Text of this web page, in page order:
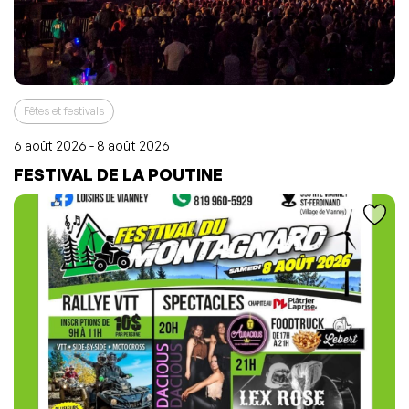
Fêtes et festivals
6 août 2026 - 8 août 2026
FESTIVAL DE LA POUTINE
L'événement a été ajouté à vos favoris
Consulter mes favoris
Événement retiré de vos favoris
Consulter mes favoris